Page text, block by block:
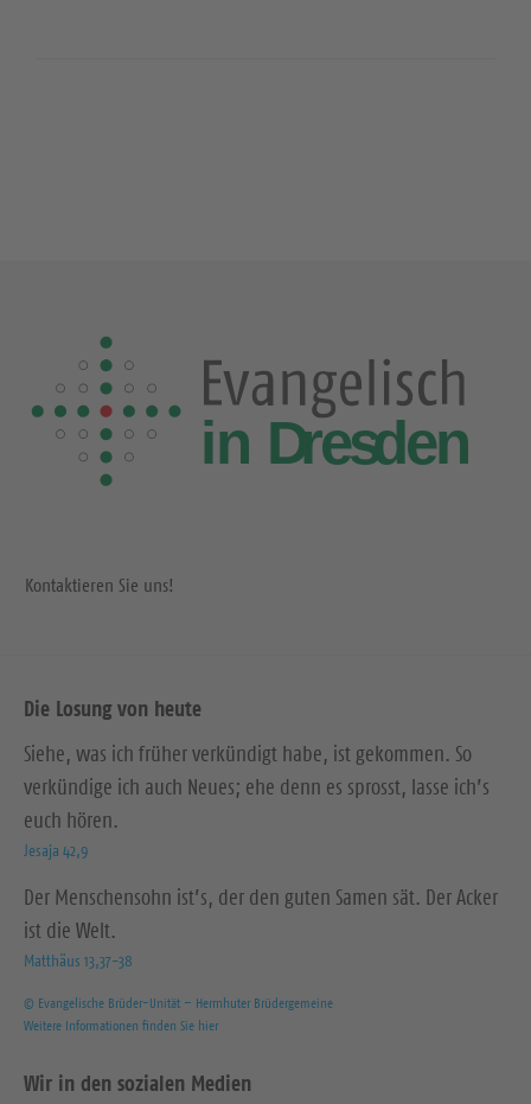
Kontaktieren Sie uns!
Die Losung von heute
Siehe, was ich früher verkündigt habe, ist gekommen. So
verkündige ich auch Neues; ehe denn es sprosst, lasse ich’s
euch hören.
Jesaja 42,9
Der Menschensohn ist’s, der den guten Samen sät. Der Acker
ist die Welt.
Matthäus 13,37-38
© Evangelische Brüder-Unität – Herrnhuter Brüdergemeine
Weitere Informationen finden Sie hier
Wir in den sozialen Medien